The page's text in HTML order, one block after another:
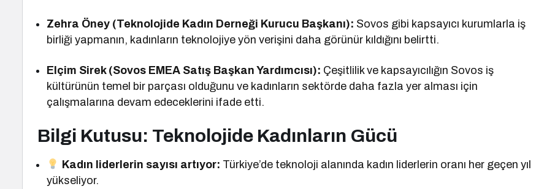
Zehra Öney (Teknolojide Kadın Derneği Kurucu Başkanı): Sovos gibi kapsayıcı kurumlarla iş
birliği yapmanın, kadınların teknolojiye yön verişini daha görünür kıldığını belirtti.
Elçim Sirek (Sovos EMEA Satış Başkan Yardımcısı): Çeşitlilik ve kapsayıcılığın Sovos iş
kültürünün temel bir parçası olduğunu ve kadınların sektörde daha fazla yer alması için
çalışmalarına devam edeceklerini ifade etti.
Bilgi Kutusu: Teknolojide Kadınların Gücü
Kadın liderlerin sayısı artıyor: Türkiye’de teknoloji alanında kadın liderlerin oranı her geçen yıl
yükseliyor.